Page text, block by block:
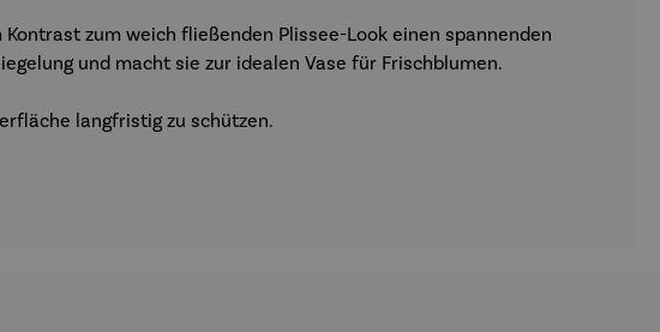
zum weich fließenden Plissee-Look einen spannenden
und macht sie zur idealen Vase für Frischblumen.
langfristig zu schützen.